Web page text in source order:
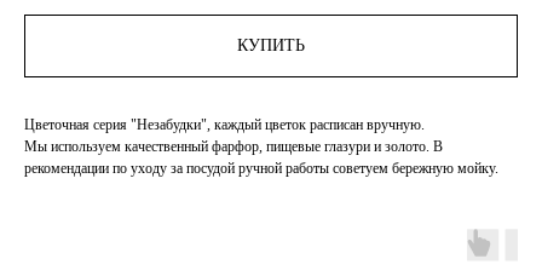
КУПИТЬ
Цветочная серия "Незабудки", каждый цветок расписан вручную.
Мы используем качественный фарфор, пищевые глазури и золото. В
рекомендации по уходу за посудой ручной работы советуем бережную мойку.